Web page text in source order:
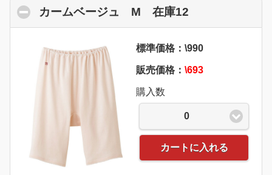
カームベージュ M 在庫12
標準価格：\990
販売価格： \693
購入数
0
カートに入れる